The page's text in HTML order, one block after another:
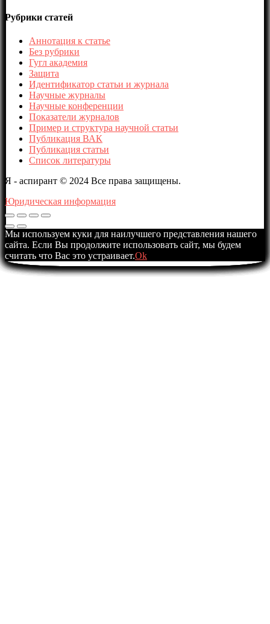
Рубрики статей
Аннотация к статье
Без рубрики
Гугл академия
Защита
Идентификатор статьи и журнала
Научные журналы
Научные конференции
Показатели журналов
Пример и структура научной статьи
Публикация ВАК
Публикация статьи
Список литературы
Я - аспирант © 2024 Все права защищены.
Юридическая информация
Мы используем куки для наилучшего представления нашего
сайта. Если Вы продолжите использовать сайт, мы будем
считать что Вас это устраивает.Ok